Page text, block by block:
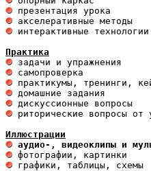
интерактивные технологии
Практика
риторические вопросы от
Иллюстрации
аудио-, видеоклипы и